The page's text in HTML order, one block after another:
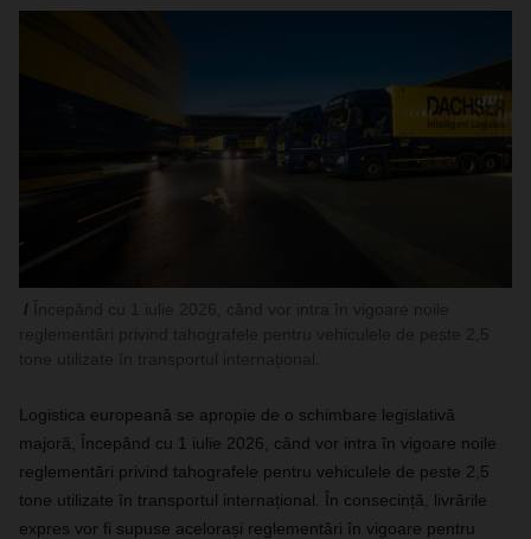
Logistica europeană se apropie de o schimbare legislativă
majoră, Începând cu 1 iulie 2026, când vor intra în vigoare noile
reglementări privind tahografele pentru vehiculele de peste 2,5
tone utilizate în transportul internațional. În consecință, livrările
expres vor fi supuse acelorași reglementări în vigoare pentru